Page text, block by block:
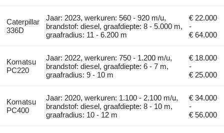
Caterpillar
336D
Jaar: 2023, werkuren: 560 - 920 m/u,
brandstof: diesel, graafdiepte: 8 - 5.000 m,
graafradius: 11 - 6.200 m
€ 22.000
-
€ 64.000
Komatsu
PC220
Jaar: 2022, werkuren: 750 - 1.200 m/u,
brandstof: diesel, graafdiepte: 6 - 7 m,
graafradius: 9 - 10 m
€ 18.000
-
€ 25.000
Komatsu
PC400
Jaar: 2020, werkuren: 1.100 - 2.100 m/u,
brandstof: diesel, graafdiepte: 8 - 10 m,
graafradius: 10 - 12 m
€ 34.000
-
€ 56.000